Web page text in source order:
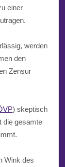
einer
werden
den
Zensur
) skeptisch
die gesamte
Wink des